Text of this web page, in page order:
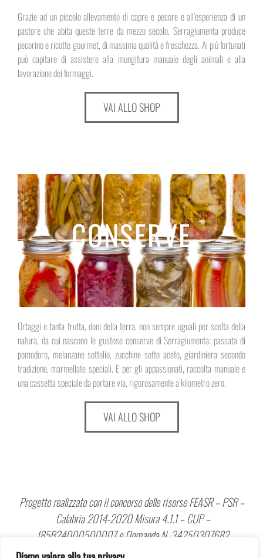
Grazie ad un piccolo allevamento di capre e pecore e all’esperienza di un
pastore che abita queste terre da mezzo secolo, Serragiumenta produce
pecorino e ricotte gourmet, di massima qualità e freschezza. Ai più fortunati
può capitare di assistere alla mungitura manuale degli animali e alla
lavorazione dei formaggi.
VAI ALLO SHOP
CONSERVE
Ortaggi e tanta frutta, doni della terra, non sempre uguali per scelta della
natura, da cui nascono le gustose conserve di Serragiumenta: passata di
pomodoro, melanzane sottolio, zucchine sotto aceto, giardiniera secondo
tradizione, marmellate speciali. E per gli appassionati, raccolta manuale e
una cassetta speciale da portare via, rigorosamente a kilometro zero.
VAI ALLO SHOP
Progetto realizzato con il concorso delle risorse FEASR – PSR –
Calabria 2014-2020 Misura 4.1.1 – CUP –
J85B24000500007 e Domanda N. 34250307682